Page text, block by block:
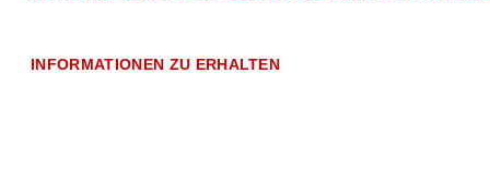
INFORMATIONEN ZU ERHALTEN